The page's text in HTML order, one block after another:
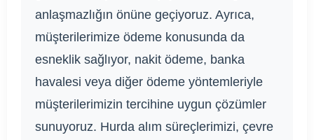
anlaşmazlığın önüne geçiyoruz. Ayrıca,
müşterilerimize ödeme konusunda da
esneklik sağlıyor, nakit ödeme, banka
havalesi veya diğer ödeme yöntemleriyle
müşterilerimizin tercihine uygun çözümler
sunuyoruz. Hurda alım süreçlerimizi, çevre